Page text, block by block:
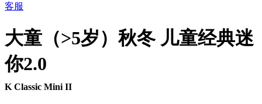
客服
大童（>5岁）秋冬 儿童经典迷
你2.0
K Classic Mini II